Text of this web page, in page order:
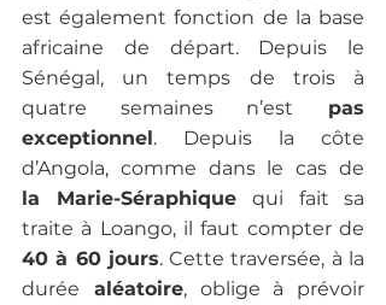
est également fonction de la base
africaine de départ. Depuis le
Sénégal, un temps de trois à
quatre semaines n’est pas
exceptionnel. Depuis la côte
la Marie-Séraphique qui fait sa
40 à 60 jours. Cette traversée, à la
durée aléatoire, oblige à prévoir